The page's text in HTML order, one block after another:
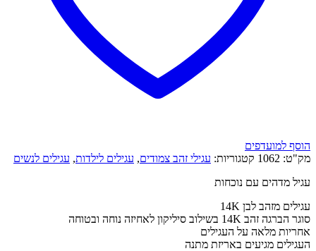
הוסף למועדפים
מק"ט: 1062 קטגוריות: עגילי זהב צמודים, עגילים לילדות, עגילים לנשים
עגיל מדהים עם נוכחות
עגילים מזהב לבן 14K
סוגר הברגה זהב 14K בשילוב סיליקון לאחיזה נוחה ובטוחה
אחריות מלאה על העגילים
העגילים מגיעים באריזת מתנה